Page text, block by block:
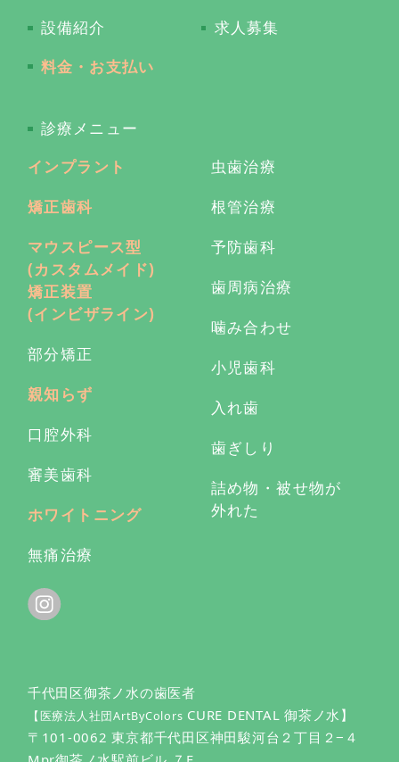
設備紹介
料金・お支払い
求人募集
診療メニュー
インプラント
矯正歯科
マウスピース型
(カスタムメイド)
矯正装置
(インビザライン)
部分矯正
親知らず
口腔外科
審美歯科
ホワイトニング
無痛治療
虫歯治療
根管治療
予防歯科
歯周病治療
噛み合わせ
小児歯科
入れ歯
歯ぎしり
詰め物・被せ物が
外れた
千代田区御茶ノ水の歯医者
【医療法人社団ArtByColors CURE DENTAL 御茶ノ水】
〒101-0062 東京都千代田区神田駿河台２丁目２−４